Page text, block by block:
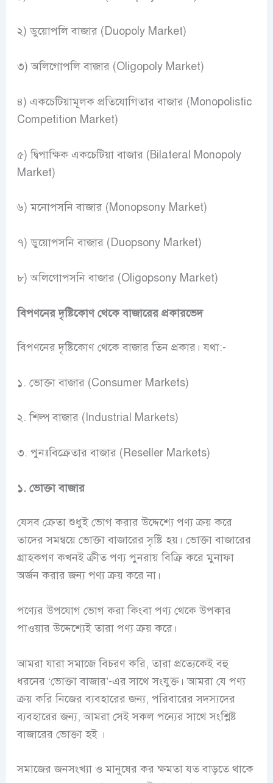
২) ডুয়োপলি বাজার (Duopoly Market)
৩) অলিগোপলি বাজার (Oligopoly Market)
৪) একচেটিয়ামূলক প্রতিযোগিতার বাজার (Monopolistic
Competition Market)
৫) দ্বিপাক্ষিক একচেটিয়া বাজার (Bilateral Monopoly
Market)
৬) মনোপসনি বাজার (Monopsony Market)
৭) ডুয়োপসনি বাজার (Duopsony Market)
৮) অলিগোপসনি বাজার (Oligopsony Market)
বিপণনের দৃষ্টিকোণ থেকে বাজারের প্রকারভেদ
বিপণনের দৃষ্টিকোণ থেকে বাজার তিন প্রকার। যথা:-
১. ভোক্তা বাজার (Consumer Markets)
২. শিল্প বাজার (Industrial Markets)
৩. পুনঃবিক্রেতার বাজার (Reseller Markets)
১. ভোক্তা বাজার
যেসব ক্রেতা শুধুই ভোগ করার উদ্দেশ্যে পণ্য ক্রয় করে
তাদের সমন্বয়ে ভোক্তা বাজারের সৃষ্টি হয়। ভোক্তা বাজারের
গ্রাহকগণ কখনই ক্রীত পণ্য পুনরায় বিক্রি করে মুনাফা
অর্জন করার জন্য পণ্য ক্রয় করে না।
পণ্যের উপযোগ ভোগ করা কিংবা পণ্য থেকে উপকার
পাওয়ার উদ্দেশ্যেই তারা পণ্য ক্রয় করে।
আমরা যারা সমাজে বিচরণ করি, তারা প্রত্যেকেই বহু
ধরনের ‘ভোক্তা বাজার’-এর সাথে সংযুক্ত। আমরা যে পণ্য
ক্রয় করি নিজের ব্যবহারের জন্য, পরিবারের সদস্যদের
ব্যবহারের জন্য, আমরা সেই সকল পন্যের সাথে সংশ্লিষ্ট
বাজারের ভোক্তা হই ‌।
সমাজের জনসংখ্যা ও মানুষের কর ক্ষমতা যত বাড়তে থাকে